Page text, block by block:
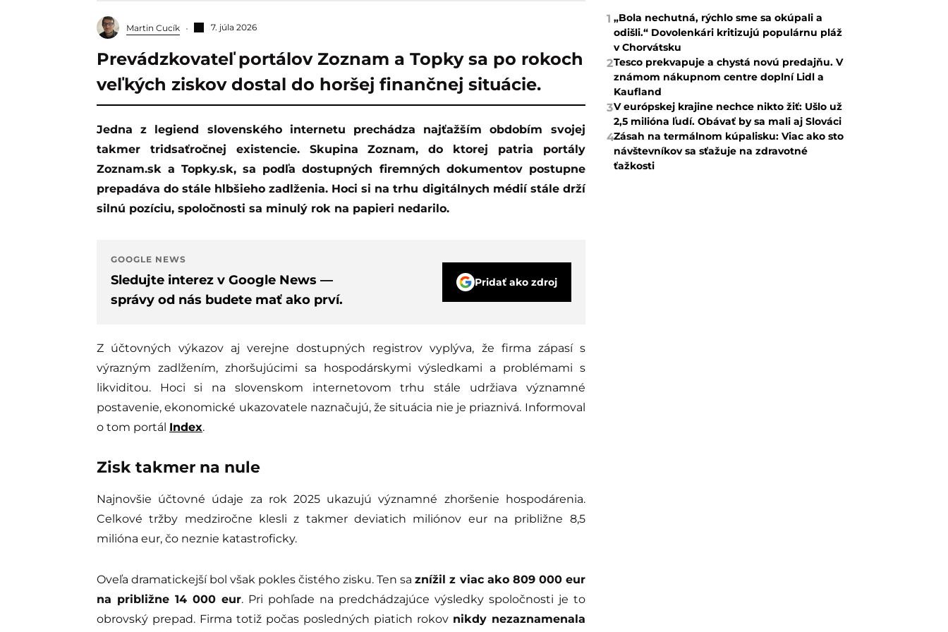
Martin Cucík 7. júla 2026
Prevádzkovateľ portálov Zoznam a Topky sa po rokoch
veľkých ziskov dostal do horšej finančnej situácie.
Jedna z legiend slovenského internetu prechádza najťažším obdobím svojej
takmer tridsaťročnej existencie. Skupina Zoznam, do ktorej patria portály
Zoznam.sk a Topky.sk, sa podľa dostupných firemných dokumentov postupne
prepadáva do stále hlbšieho zadlženia. Hoci si na trhu digitálnych médií stále drží
silnú pozíciu, spoločnosti sa minulý rok na papieri nedarilo.
GOOGLE NEWS
Sledujte interez v Google News —
správy od nás budete mať ako prví.
Pridať ako zdroj
Z účtovných výkazov aj verejne dostupných registrov vyplýva, že firma zápasí s
výrazným zadlžením, zhoršujúcimi sa hospodárskymi výsledkami a problémami s
likviditou. Hoci si na slovenskom internetovom trhu stále udržiava významné
postavenie, ekonomické ukazovatele naznačujú, že situácia nie je priaznivá. Informoval
o tom portál Index.
Zisk takmer na nule
Najnovšie účtovné údaje za rok 2025 ukazujú významné zhoršenie hospodárenia.
Celkové tržby medziročne klesli z takmer deviatich miliónov eur na približne 8,5
milióna eur, čo neznie katastroficky.
Oveľa dramatickejší bol však pokles čistého zisku. Ten saznížil z viac ako 809 000 eur
na približne 14 000 eur. Pri pohľade na predchádzajúce výsledky spoločnosti je to
obrovský prepad. Firma totiž počas posledných piatich rokov nikdy nezaznamenala
1 „Bola nechutná, rýchlo sme sa okúpali a
odišli.“ Dovolenkári kritizujú populárnu pláž
v Chorvátsku
2Tesco prekvapuje a chystá novú predajňu. V
známom nákupnom centre doplní Lidl a
Kaufland
3V európskej krajine nechce nikto žiť: Ušlo už
2,5 milióna ľudí. Obávať by sa mali aj Slováci
4Zásah na termálnom kúpalisku: Viac ako sto
návštevníkov sa sťažuje na zdravotné
ťažkosti